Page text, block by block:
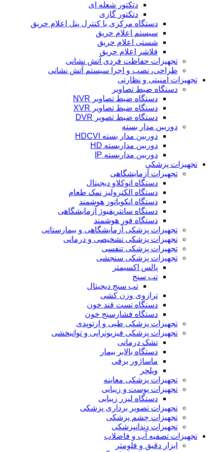
دتکتور شعله ای
دتکتور گازی
دستگاه مرکزی یا کنترل پنل اعلام حریق
سیستم اعلام حریق
شستی اعلام حریق
فلاشر اعلام حریق
تجهیزات حفاظت فردی آتش نشانی
طراحی، نصب و اجرا سیستم آتش نشانی
تجهیزات امنیتی و نظارتی
دستگاه ضبط تصاویر
دستگاه ضبط تصاویر NVR
دستگاه ضبط تصاویر XVR
دستگاه ضبط تصویر DVR
دوربین مدار بسته
دوربین مدار بسته HDCVI
دوربین مداربسته HD
دوربین مداربسته IP
تجهیزات پزشکی
تجهیزات آزمایشگاهی
دستگاه اتوکلاو دیجیتال
دستگاه الکترولیز نمک طعام
دستگاه انکوباتور هوشمند
دستگاه سانتریفیوژ آزمایشگاهی
دستگاه فور هوشمند
تجهیزات پزشکی آزمایشگاهی و بیمارستانی
تجهیزات پزشکی تشخیصی و درمانی
تجهیزات پزشکی تنفسی
تجهیزات پزشکی سنجشی
پالس اکسیمتر
تب سنج
تب سنج دیجیتال
ترازوی وزن کشی
دستگاه تست قند خون
دستگاه فشارسنج خون
تجهیزات پزشکی طبی و ارتوپدی
تجهیزات پزشکی فیزیوتراپی و توانبخشی
تشک درمانی
دستگاه بالابر بیمار
ماساژور برقی
ویلچر
تجهیزات پزشکی معاینه
تجهیزات پوست و زیبایی
دستگاه لیزر زیبایی
تجهیزات تصویر برداری پزشکی
تجهیزات چشم پزشکی
تجهیزات دندانپزشکی
تجهیزات تصفیه آب و فاضلاب
ابزار دقیق و فلومتر